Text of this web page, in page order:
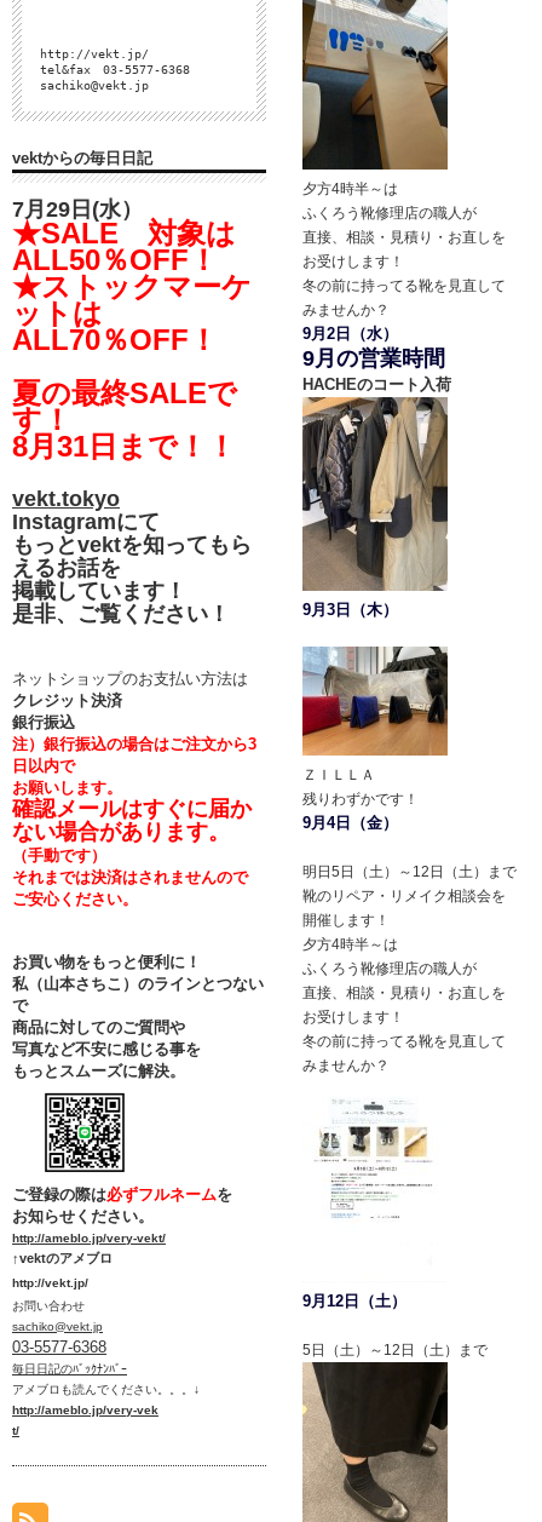
夕方4時半～は
ふくろう靴修理店の職人が
直接、相談・見積り・お直しを
お受けします！
冬の前に持ってる靴を見直して
みませんか？
9月2日（水）
9月の営業時間
HACHEのコート入荷
9月3日（木）
ＺＩＬＬＡ
残りわずかです！
9月4日（金）
明日5日（土）～12日（土）まで
靴のリペア・リメイク相談会を
開催します！
夕方4時半～は
ふくろう靴修理店の職人が
直接、相談・見積り・お直しを
お受けします！
冬の前に持ってる靴を見直して
みませんか？
9月12日（土）
5日（土）～12日（土）まで
http://vekt.jp/
tel&fax 03-5577-6368
sachiko@vekt.jp
vektからの毎日日記
7月29日(水）
★SALE 対象は
ALL50％OFF！
★ストックマーケ
ットは
ALL70％OFF！
夏の最終SALEで
す！
8月31日まで！！
vekt.tokyo
Instagramにて
もっとvektを知ってもら
えるお話を
掲載しています！
是非、ご覧ください！
ネットショップのお支払い方法は
クレジット決済
銀行振込
注）銀行振込の場合はご注文から3
日以内で
お願いします。
確認メールはすぐに届か
ない場合があります。
（手動です）
それまでは決済はされませんので
ご安心ください。
お買い物をもっと便利に！
私（山本さちこ）のラインとつない
で
商品に対してのご質問や
写真など不安に感じる事を
もっとスムーズに解決。
ご登録の際は必ずフルネームを
お知らせください。
http://ameblo.jp/very-vekt/
↑vektのアメブロ
http://vekt.jp/
お問い合わせ
sachiko@vekt.jp
03-5577-6368
毎日日記のﾊﾞｯｸﾅﾝﾊﾞｰ
アメブロ も読んでください。。。↓
http://ameblo.jp/very-vek
t/